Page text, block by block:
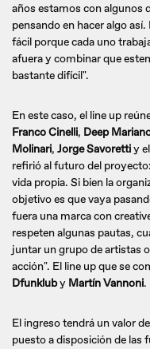
años estamos con algunos
pensando en hacer algo
fácil porque cada uno
afuera y combinar que
bastante difícil".
En este caso, el line up
Franco Cinelli, Deep
Molinari, Jorge Savorettiy
refirió al futuro del
vida propia. Si bien la
objetivo es que vaya
fuera una marca con
respeten algunas pautas,
juntar un grupo de artistas
acción". El line up que se
Dfunkluby Martín Vannoni.
El ingreso tendrá un valor
puesto a disposición de las